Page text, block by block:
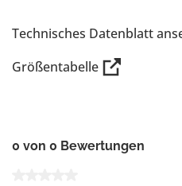
Technisches Datenblatt
Größentabelle
0 von 0 Bewertungen